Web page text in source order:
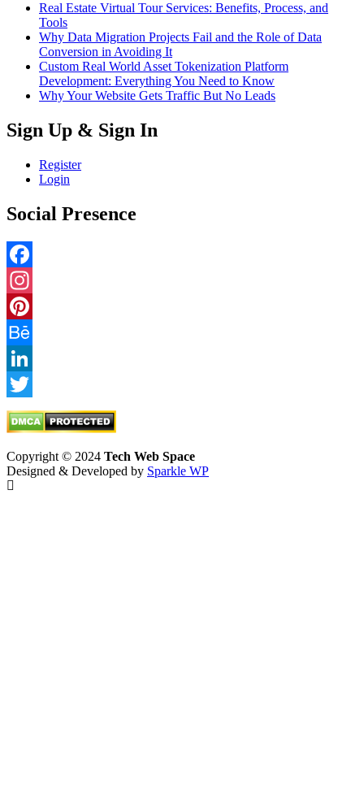
Real Estate Virtual Tour Services: Benefits, Process, and
Tools
Why Data Migration Projects Fail and the Role of Data
Conversion in Avoiding It
Custom Real World Asset Tokenization Platform
Development: Everything You Need to Know
Why Your Website Gets Traffic But No Leads
Sign Up & Sign In
Register
Login
Social Presence
Facebook
Instagram
Pinterest
Behance
LinkedIn
Twitter
Copyright © 2024 Tech Web Space
Designed & Developed by Sparkle WP